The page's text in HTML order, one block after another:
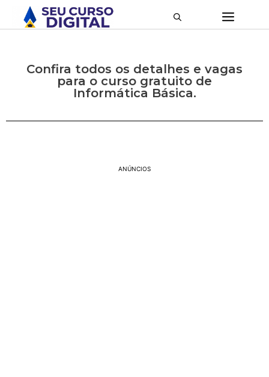
Confira todos os detalhes e vagas
para o curso gratuito de
Informática Básica.
ANÚNCIOS